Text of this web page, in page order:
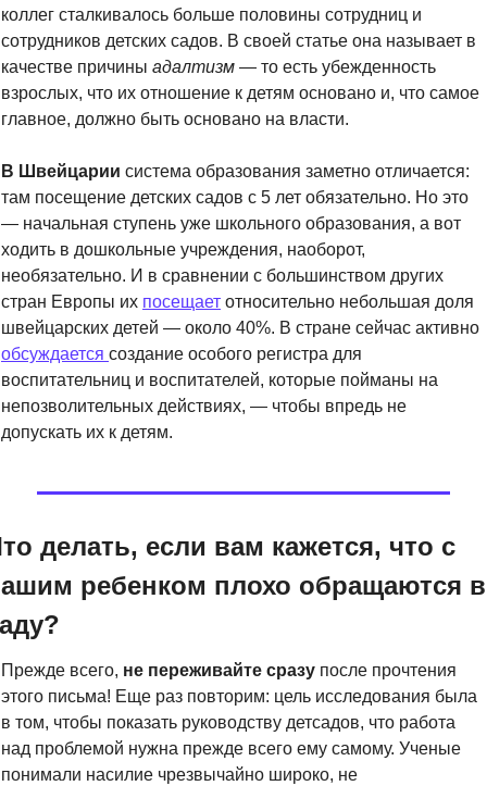
коллег сталкивалось больше половины сотрудниц и
сотрудников детских садов. В своей статье она называет в
качестве причины адалтизм — то есть убежденность
взрослых, что их отношение к детям основано и, что самое
главное, должно быть основано на власти.
В Швейцарии система образования заметно отличается:
там посещение детских садов с 5 лет обязательно. Но это
— начальная ступень уже школьного образования, а вот
ходить в дошкольные учреждения, наоборот,
необязательно. И в сравнении с большинством других
стран Европы их посещает относительно небольшая доля
обсуждается создание особого регистра для
воспитательниц и воспитателей, которые пойманы на
непозволительных действиях, — чтобы впредь не
допускать их к детям.
делать, если вам кажется, что с
ребенком плохо обращаются в
Прежде всего, не переживайте сразу после прочтения
этого письма! Еще раз повторим: цель исследования была
в том, чтобы показать руководству детсадов, что работа
над проблемой нужна прежде всего ему самому. Ученые
понимали насилие чрезвычайно широко, не